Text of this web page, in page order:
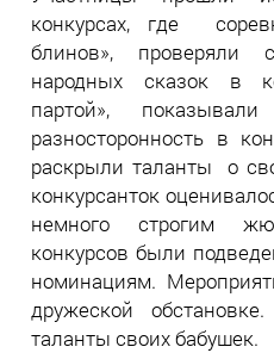
конкурсах, где
блинов», проверяли
народных сказок в
партой»,
разносторонность в
раскрыли таланты о
конкурсанток
немного строгим
конкурсов были
номинациям.
дружеской
таланты своих бабушек.